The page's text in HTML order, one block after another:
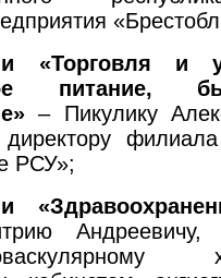
«Торговля и
питание,
– Пикулику
директору
РСУ»;
Андреевичу,